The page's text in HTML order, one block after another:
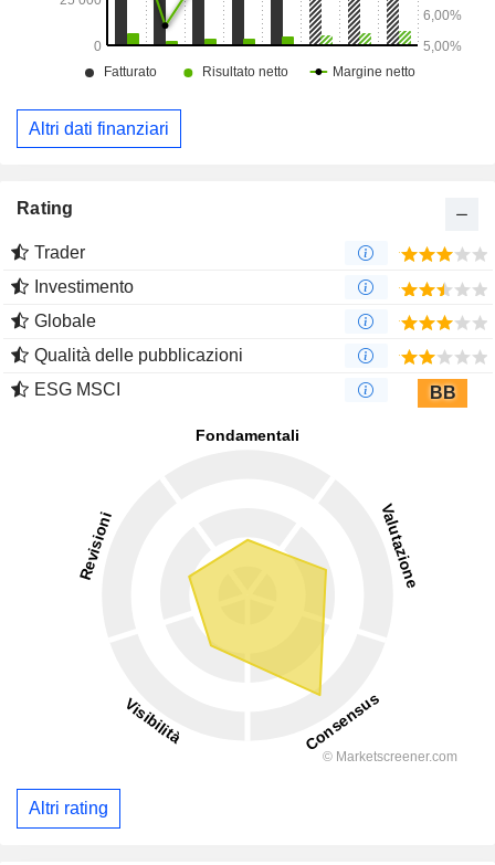
Altri dati finanziari
Rating
Trader
Investimento
Globale
Qualità delle pubblicazioni
ESG MSCI
BB
Altri rating